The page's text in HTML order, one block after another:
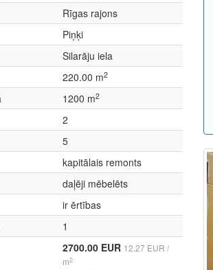
Rīgas rajons
Piņķi
Silarāju iela
220.00 m2
1200 m2
2
5
kapitālais remonts
daļēji mēbelēts
ir ērtības
1
2700.00 EUR 12.27 EUR /
m2